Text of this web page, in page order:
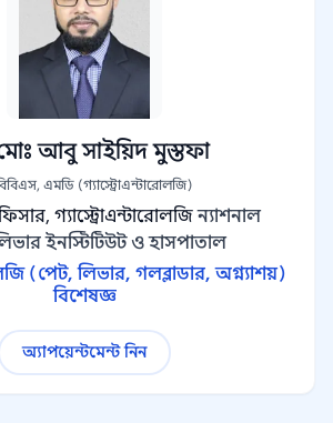
আবু সাইয়িদ মুস্তফা
এমডি (গ্যাস্ট্রোএন্টারোলজি)
গ্যাস্ট্রোএন্টারোলজি ন্যাশনাল
ইনস্টিটিউট ও হাসপাতাল
(পেট, লিভার, গলব্লাডার, অগ্ন্যাশয়)
বিশেষজ্ঞ
অ্যাপয়েন্টমেন্ট নিন